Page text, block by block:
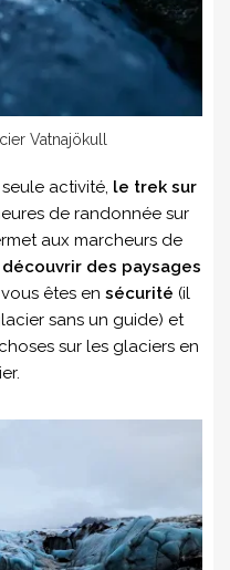
Vatnajökull
activité, le trek sur
de randonnée sur
aux marcheurs de
des paysages
êtes en sécurité (il
sans un guide) et
sur les glaciers en